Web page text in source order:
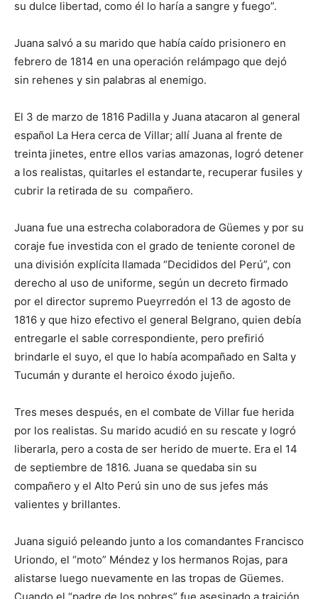
su dulce libertad, como él lo haría a sangre y fuego”.
Juana salvó a su marido que había caído prisionero en
febrero de 1814 en una operación relámpago que dejó
sin rehenes y sin palabras al enemigo.
El 3 de marzo de 1816 Padilla y Juana atacaron al general
español La Hera cerca de Villar; allí Juana al frente de
treinta jinetes, entre ellos varias amazonas, logró detener
a los realistas, quitarles el estandarte, recuperar fusiles y
cubrir la retirada de su compañero.
Juana fue una estrecha colaboradora de Güemes y por su
coraje fue investida con el grado de teniente coronel de
una división explícita llamada “Decididos del Perú”, con
derecho al uso de uniforme, según un decreto firmado
por el director supremo Pueyrredón el 13 de agosto de
1816 y que hizo efectivo el general Belgrano, quien debía
entregarle el sable correspondiente, pero prefirió
brindarle el suyo, el que lo había acompañado en Salta y
Tucumán y durante el heroico éxodo jujeño.
Tres meses después, en el combate de Villar fue herida
por los realistas. Su marido acudió en su rescate y logró
liberarla, pero a costa de ser herido de muerte. Era el 14
de septiembre de 1816. Juana se quedaba sin su
compañero y el Alto Perú sin uno de sus jefes más
valientes y brillantes.
Juana siguió peleando junto a los comandantes Francisco
Uriondo, el “moto” Méndez y los hermanos Rojas, para
alistarse luego nuevamente en las tropas de Güemes.